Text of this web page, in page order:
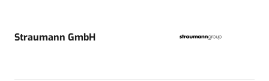
Straumann GmbH